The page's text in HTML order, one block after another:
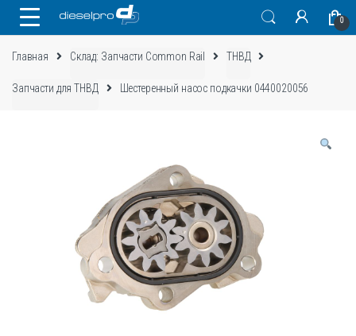
0
Главная Склад: Запчасти Common Rail ТНВД
Запчасти для ТНВД Шестеренный насос подкачки 0440020056